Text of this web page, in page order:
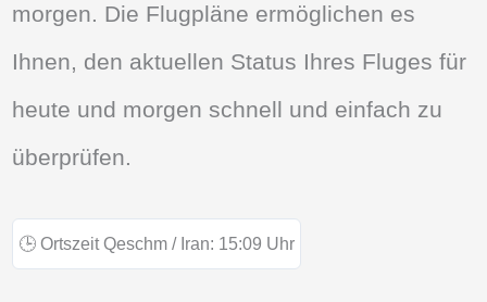
morgen. Die Flugpläne ermöglichen es
Ihnen, den aktuellen Status Ihres Fluges für
heute und morgen schnell und einfach zu
überprüfen.
🕒 Ortszeit Qeschm / Iran: 15:09 Uhr